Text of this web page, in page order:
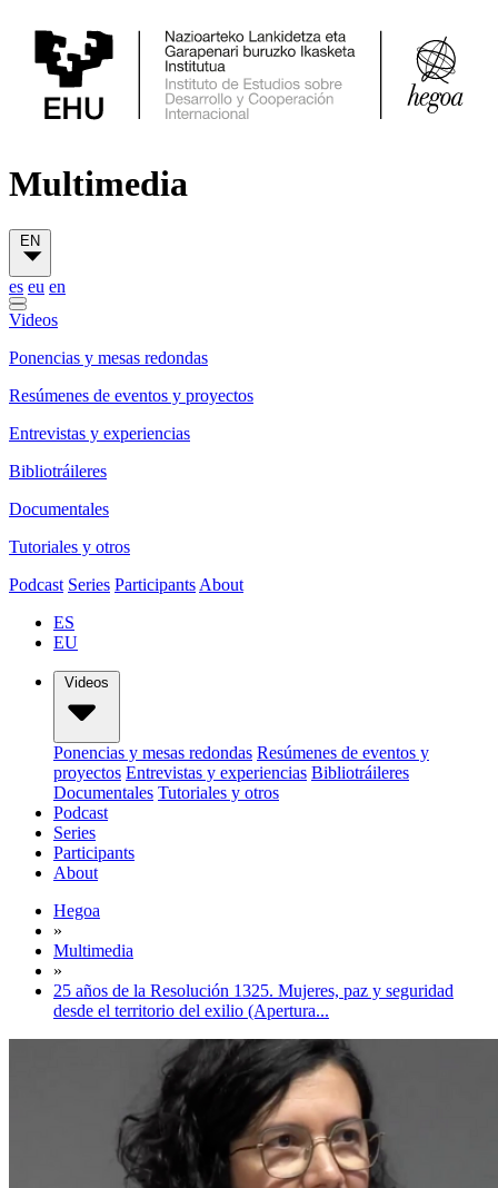
Multimedia
EN
es eu en
Videos
Ponencias y mesas redondas
Resúmenes de eventos y proyectos
Entrevistas y experiencias
Bibliotráileres
Documentales
Tutoriales y otros
Podcast Series Participants About
ES
EU
Videos
Ponencias y mesas redondas Resúmenes de eventos y
proyectos Entrevistas y experiencias Bibliotráileres
Documentales Tutoriales y otros
Podcast
Series
Participants
About
Hegoa
»
Multimedia
»
25 años de la Resolución 1325. Mujeres, paz y seguridad
desde el territorio del exilio (Apertura...